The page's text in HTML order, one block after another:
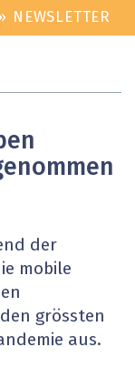
NEWSLETTER
der
mobile
grössten
aus.